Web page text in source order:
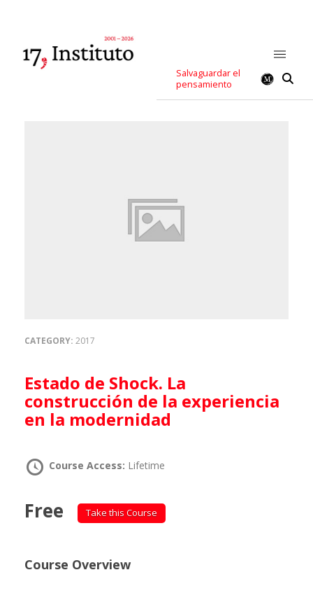
Salvaguardar el
pensamiento
CATEGORY: 2017
Estado de Shock. La
construcción de la experiencia
en la modernidad
Course Access: Lifetime
Free Take this Course
Course Overview